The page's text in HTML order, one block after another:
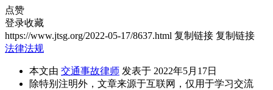
点赞
登录收藏
https://www.jtsg.org/2022-05-17/8637.html 复制链接 复制链接
法律法规
本文由 交通事故律师 发表于 2022年5月17日
除特别注明外，文章来源于互联网，仅用于学习交流